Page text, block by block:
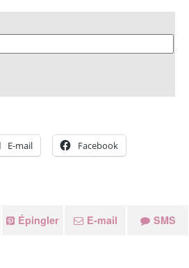
E-mail Facebook
Épingler E-mail SMS